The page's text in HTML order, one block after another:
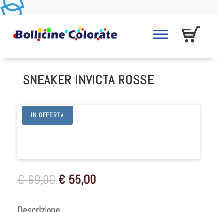
SNEAKER INVICTA ROSSE
IN OFFERTA
€69,00 Il
originale
€ 55,00Il